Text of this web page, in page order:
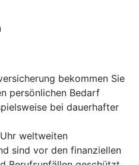
bekommen Sie
persönlichen Bedarf
bei dauerhafter
weltweiten
sind vor den finanziellen